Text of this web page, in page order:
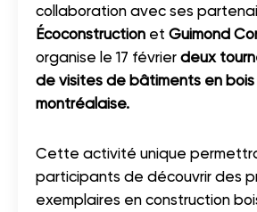
collaboration avec ses
Écoconstruction et Guimond
organise le 17 février deux
de visites de bâtiments en
montréalaise.
Cette activité unique
participants de découvrir des
exemplaires en construction